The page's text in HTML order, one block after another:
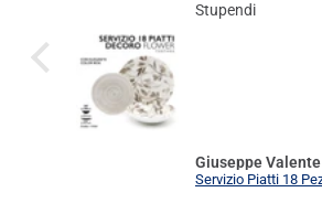
Stupendi
Giuseppe Valente